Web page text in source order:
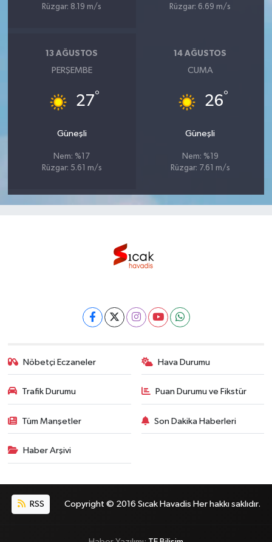
Rüzgar: 8.19 m/s
Rüzgar: 6.69 m/s
13 AĞUSTOS
PERŞEMBE
27°
Güneşli
Nem: %17
Rüzgar: 5.61 m/s
14 AĞUSTOS
CUMA
26°
Güneşli
Nem: %19
Rüzgar: 7.61 m/s
Nöbetçi Eczaneler Hava Durumu
Trafik Durumu Puan Durumu ve Fikstür
Tüm Manşetler Son Dakika Haberleri
Haber Arşivi
RSS Copyright © 2016 Sıcak Havadis Her hakkı saklıdır.